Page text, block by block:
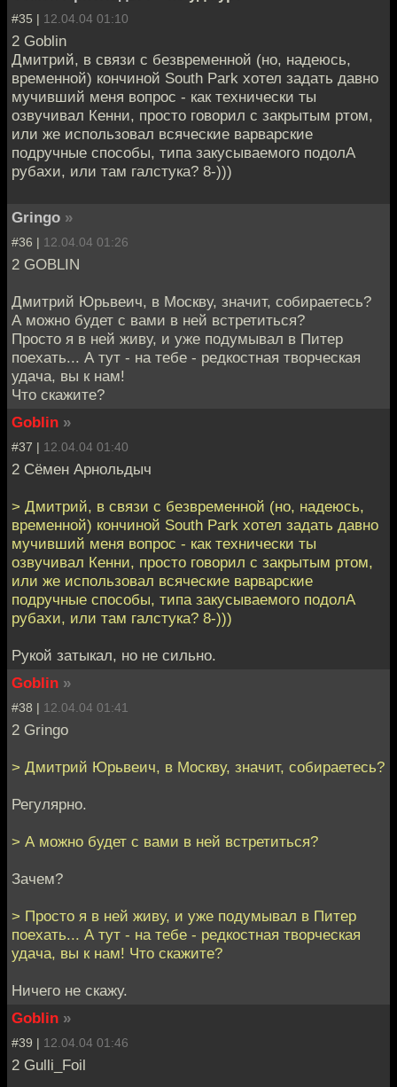
#35 | 12.04.04 01:10
2 Goblin
Дмитрий, в связи с безвременной (но, надеюсь,
временной) кончиной South Park хотел задать давно
мучивший меня вопрос - как технически ты
озвучивал Кенни, просто говорил с закрытым ртом,
или же использовал всяческие варварские
подручные способы, типа закусываемого подолА
рубахи, или там галстука? 8-)))
Gringo »
#36 | 12.04.04 01:26
2 GOBLIN
Дмитрий Юрьвеич, в Москву, значит, собираетесь?
А можно будет с вами в ней встретиться?
Просто я в ней живу, и уже подумывал в Питер
поехать... А тут - на тебе - редкостная творческая
удача, вы к нам!
Что скажите?
Goblin »
#37 | 12.04.04 01:40
2 Сёмен Арнольдыч
> Дмитрий, в связи с безвременной (но, надеюсь,
временной) кончиной South Park хотел задать давно
мучивший меня вопрос - как технически ты
озвучивал Кенни, просто говорил с закрытым ртом,
или же использовал всяческие варварские
подручные способы, типа закусываемого подолА
рубахи, или там галстука? 8-)))
Рукой затыкал, но не сильно.
Goblin »
#38 | 12.04.04 01:41
2 Gringo
> Дмитрий Юрьвеич, в Москву, значит, собираетесь?
Регулярно.
> А можно будет с вами в ней встретиться?
Зачем?
> Просто я в ней живу, и уже подумывал в Питер
поехать... А тут - на тебе - редкостная творческая
удача, вы к нам! Что скажите?
Ничего не скажу.
Goblin »
#39 | 12.04.04 01:46
2 Gulli_Foil